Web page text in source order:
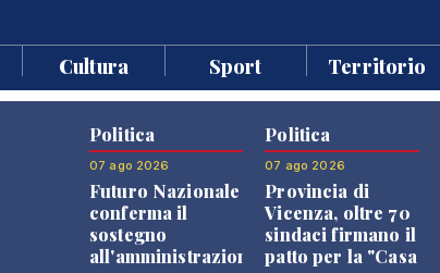
Cultura Sport Territorio
Politica
07 ago 2026
Futuro Nazionale
conferma il
sostegno
all'amministrazione
Politica
07 ago 2026
Provincia di
Vicenza, oltre 70
sindaci firmano il
patto per la "Casa